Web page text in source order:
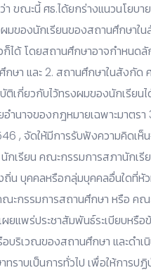
า ขณะนี้ ศธ.ได้ยกร่างแนวนโยบ
ผมของนักเรียนของสถานศึกษา
ได้ โดยสถานศึกษาอาจกำหนด
ษา และ 2. สถานศึกษาในสังกัด
เกี่ยวกับไว้ทรงผมของนักเรียน
อำนาจของกฎหมายเฉพาะมาตร
, จัดให้มีการรับฟังความคิดเ
นักเรียน คณะกรรมการสภานักเ
น บุคคลหรือกลุ่มบุคคลอื่นใดที่หั
ณะกรรมการสถานศึกษา หรือ ค
ผยแพร่ประชาสัมพันธ์ระเบียบหรื
บริเวณของสถานศึกษา และดำเ
ราบเป็นการทั่วไป เพื่อให้การ